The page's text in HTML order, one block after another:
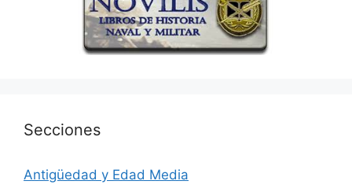
Secciones
Antigüedad y Edad Media